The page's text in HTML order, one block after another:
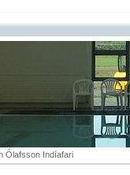
Ólafsson Indíafari